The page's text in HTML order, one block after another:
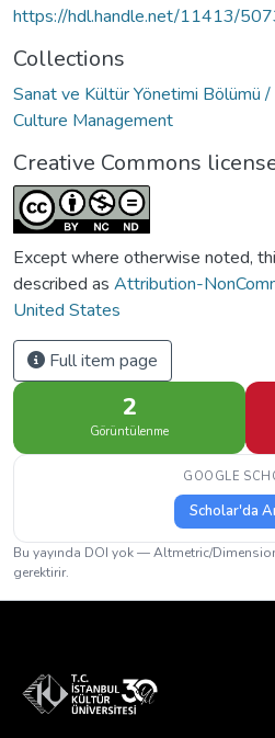
https://hdl.handle.net/11413/
Collections
Sanat ve Kültür Yönetimi Bölümü
Culture Management
Creative Commons
Except where otherwise noted,
described as Attribution-
United States
Full item page
2
Görüntülenme
GOOGLE
Scholar'da
Bu yayında DOI yok — Altmetric/
gerektirir.